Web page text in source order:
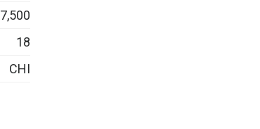
7,500
18
CHI